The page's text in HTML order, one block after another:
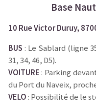
Base
10 Rue Victor Duruy,
BUS : Le Sablard (ligne
31, 34, 46, D5).
VOITURE: Parking
du Port du Naveix,
VELO: Possibilité de le